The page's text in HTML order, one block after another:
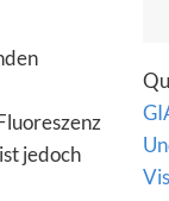
jedoch